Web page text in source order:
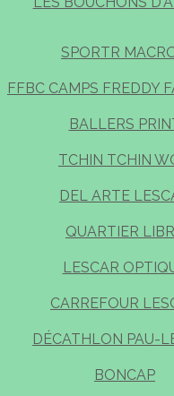
SPORTR
FFBC CAMPS FREDDY
BALLERS
TCHIN TCHIN
DEL ARTE
QUARTIER
LESCAR
CARREFOUR
DÉCATHLON PAU-
BONCAP